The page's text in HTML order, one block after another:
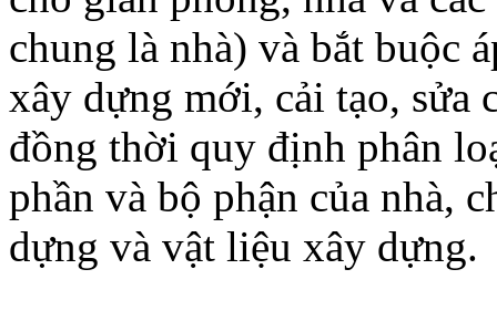
chung là nhà) và bắt buộc
xây dựng mới, cải tạo, sửa
đồng thời quy định phân
phần và bộ phận của nhà,
dựng và vật liệu xây dựng.